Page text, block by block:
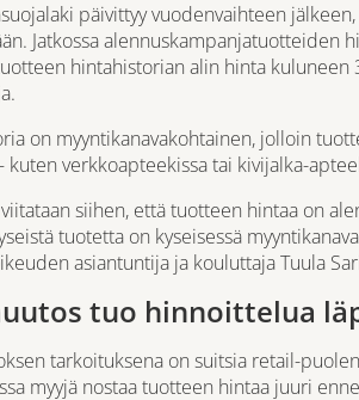
päivittyy vuodenvaihteen
Jatkossa alennuskampanjatuotteiden
hintahistorian alin hinta kuluneen
on myyntikanavakohtainen, jolloin
kuten verkkoapteekissa tai kivijalka-
siihen, että tuotteen hintaa on
tuotetta on kyseisessä
asiantuntija ja kouluttaja Tuula
tuo hinnoittelua
tarkoituksena on suitsia retail-
myyjä nostaa tuotteen hintaa juuri